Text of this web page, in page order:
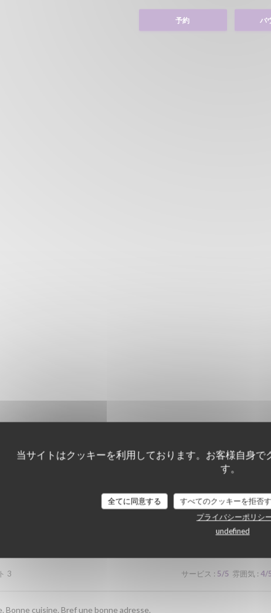
当サイトはクッキーを利用しております。お客様自身で
す。
全てに同意する すべてのクッキーを拒否
プライバシーポリシ
undefined
予約 バ
顧客の評価
3 サービス : 5/5 雰囲気 : 4/
Bonne cuisine. Bref une bonne adresse.